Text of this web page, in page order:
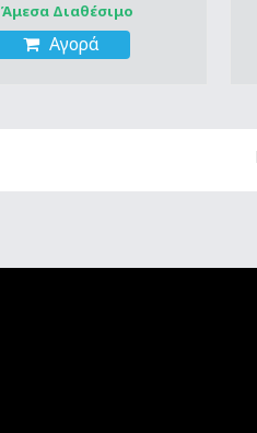
Άμεσα Διαθέσιμο
Αγορά